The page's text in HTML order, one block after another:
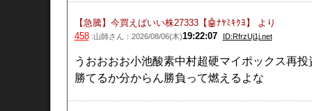
【急騰】今買えばいい株27333【🤖ﾅﾔﾐｷｸﾖ】 より
458:山師さん：2026/08/06(木)19:22:07 ID:RfrzUj1j.net
うおおおお小池酸素中村超硬マイポックス再投
勝てるか分からん勝負って燃えるよな